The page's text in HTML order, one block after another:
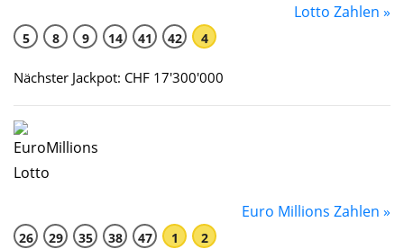
Lotto Zahlen »
5 8 9 14 41 42 4
Nächster Jackpot: CHF 17'300'000
Euro Millions Zahlen »
26 29 35 38 47 1 2